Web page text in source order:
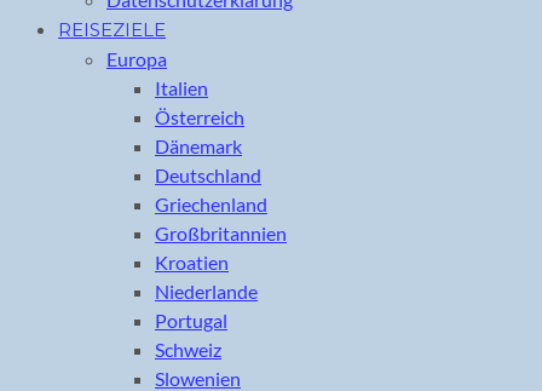
REISEZIELE
Europa
Italien
Österreich
Dänemark
Deutschland
Griechenland
Großbritannien
Kroatien
Niederlande
Portugal
Schweiz
Slowenien